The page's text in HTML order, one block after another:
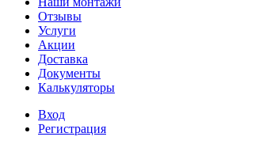
Отзывы
Услуги
Акции
Доставка
Документы
Калькуляторы
Вход
Регистрация